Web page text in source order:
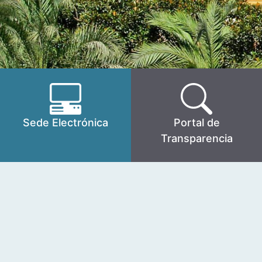
Sede Electrónica
Portal de
Transparencia